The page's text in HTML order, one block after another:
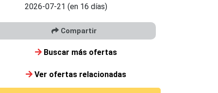
2026-07-21 (en 16 días)
Compartir
Buscar más ofertas
Ver ofertas relacionadas